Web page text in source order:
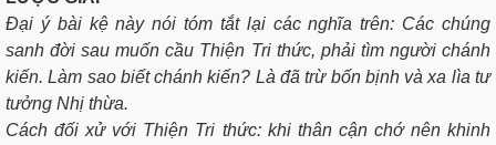
Ðại ý bài kệ này nói tóm tắt lại các nghĩa trên: Các chúng
sanh đời sau muốn cầu Thiện Tri thức, phải tìm người chánh
kiến. Làm sao biết chánh kiến? Là đã trừ bốn bịnh và xa lìa tư
tưởng Nhị thừa.
Cách đối xử với Thiện Tri thức: khi thân cận chớ nên khinh